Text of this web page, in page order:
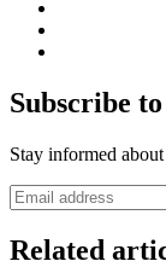
Subscribe
Stay informed
Related